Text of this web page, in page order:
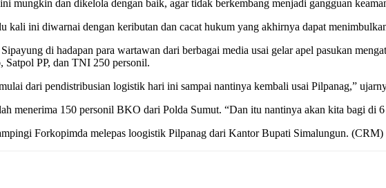
mungkin dan dikelola dengan baik, agar tidak berkembang menjadi gangguan
kali ini diwarnai dengan keributan dan cacat hukum yang akhirnya dapat
di hadapan para wartawan dari berbagai media usai gelar apel pasukan
PP, dan TNI 250 personil.
dari pendistribusian logistik hari ini sampai nantinya kembali usai Pilpanag,”
menerima 150 personil BKO dari Polda Sumut. “Dan itu nantinya akan kita bagi di
Forkopimda melepas loogistik Pilpanag dari Kantor Bupati Simalungun. (CRM)